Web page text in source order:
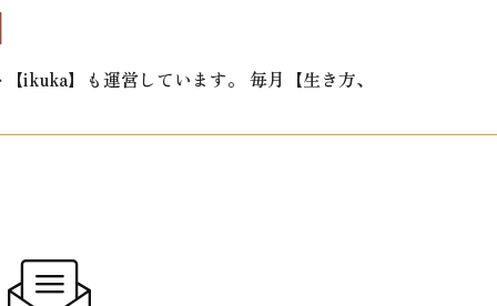
ikuka】も運営しています。 毎月【生き方、